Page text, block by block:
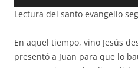
audio
Lectura del santo evangelio
En aquel tiempo, vino Jesús
presentó a Juan para que lo